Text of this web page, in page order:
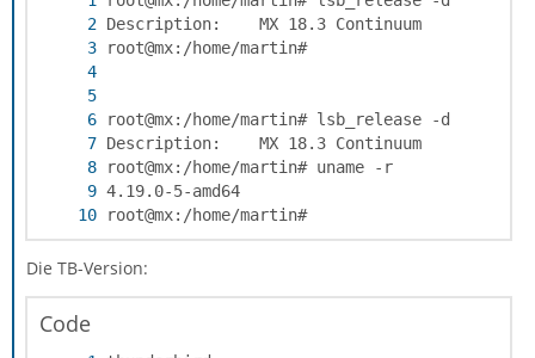
root@mx:/home/martin#
Die TB-Version:
Code